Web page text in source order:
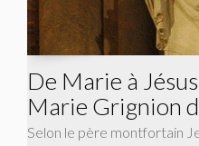
De Marie à
Marie Grignion
Selon le père montfortain